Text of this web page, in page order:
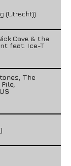
(Utrecht))
Cave & the
feat. Ice-T
The